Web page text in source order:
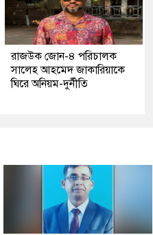
রাজউক জোন-৪ পরিচালক
সালেহ আহমেদ জাকারিয়াকে
ঘিরে অনিয়ম-দুর্নীতি